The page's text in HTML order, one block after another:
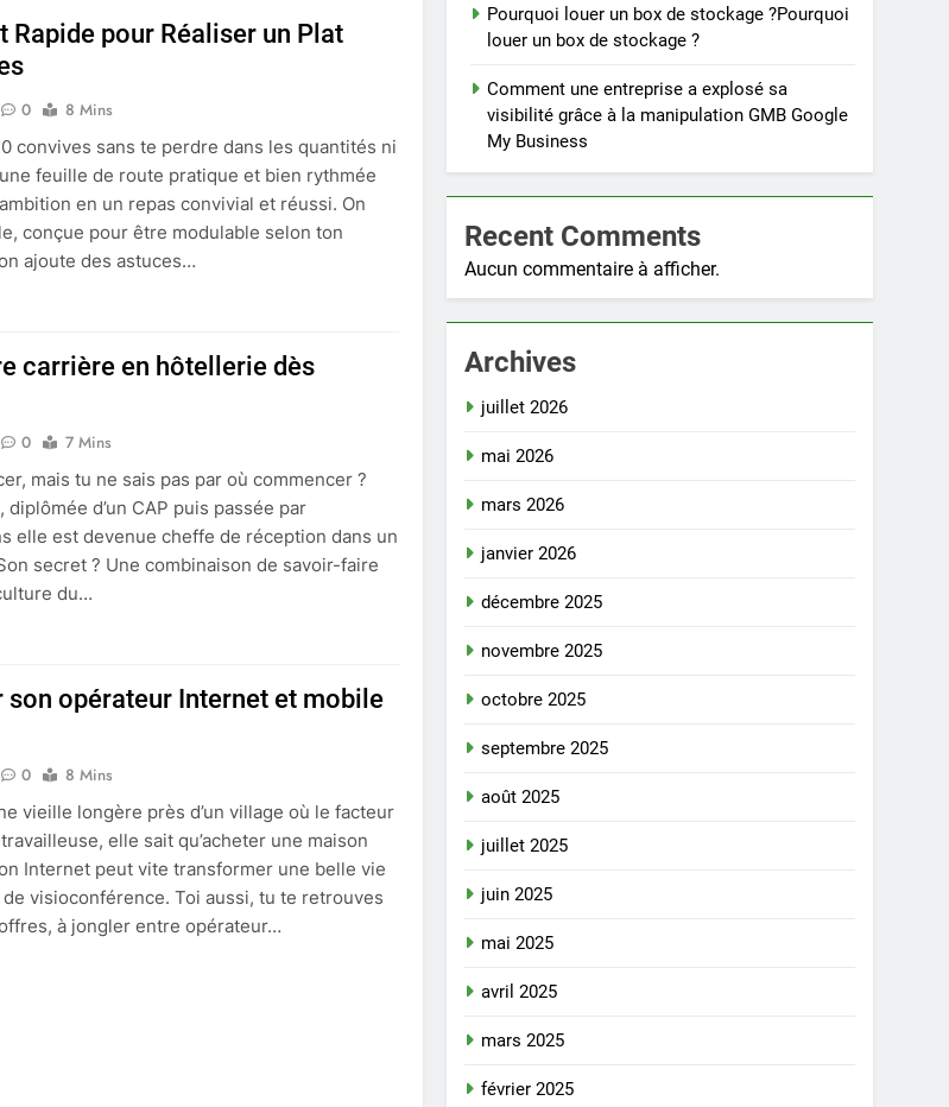
Rapide pour Réaliser un Plat
0
8 Mins
convives sans te perdre dans les quantités ni
feuille de route pratique et bien rythmée
en un repas convivial et réussi. On
conçue pour être modulable selon ton
ajoute des astuces…
carrière en hôtellerie dès
0
7 Mins
mais tu ne sais pas par où commencer ?
d’un CAP puis passée par
elle est devenue cheffe de réception dans un
secret ? Une combinaison de savoir-faire
du…
opérateur Internet et mobile
0
8 Mins
vieille longère près d’un village où le facteur
elle sait qu’acheter une maison
Internet peut vite transformer une belle vie
visioconférence. Toi aussi, tu te retrouves
à jongler entre opérateur…
Pourquoi louer un box de stockage ?Pourquoi
louer un box de stockage ?
Comment une entreprise a explosé sa
visibilité grâce à la manipulation GMB Google
My Business
Recent Comments
Aucun commentaire à afficher.
Archives
juillet 2026
mai 2026
mars 2026
janvier 2026
décembre 2025
novembre 2025
octobre 2025
septembre 2025
août 2025
juillet 2025
juin 2025
mai 2025
avril 2025
mars 2025
février 2025